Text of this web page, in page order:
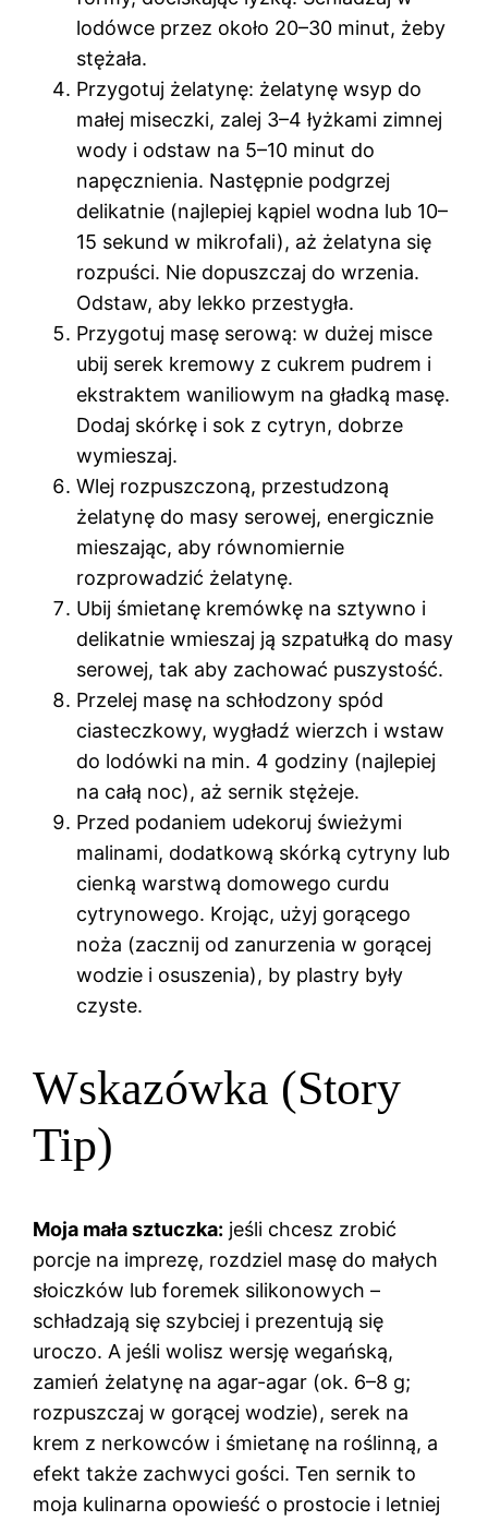
lodówce przez około 20–30 minut, żeby
stężała.
Przygotuj żelatynę: żelatynę wsyp do
małej miseczki, zalej 3–4 łyżkami zimnej
wody i odstaw na 5–10 minut do
napęcznienia. Następnie podgrzej
delikatnie (najlepiej kąpiel wodna lub 10–
15 sekund w mikrofali), aż żelatyna się
rozpuści. Nie dopuszczaj do wrzenia.
Odstaw, aby lekko przestygła.
Przygotuj masę serową: w dużej misce
ubij serek kremowy z cukrem pudrem i
ekstraktem waniliowym na gładką masę.
Dodaj skórkę i sok z cytryn, dobrze
wymieszaj.
Wlej rozpuszczoną, przestudzoną
żelatynę do masy serowej, energicznie
mieszając, aby równomiernie
rozprowadzić żelatynę.
Ubij śmietanę kremówkę na sztywno i
delikatnie wmieszaj ją szpatułką do masy
serowej, tak aby zachować puszystość.
Przelej masę na schłodzony spód
ciasteczkowy, wygładź wierzch i wstaw
do lodówki na min. 4 godziny (najlepiej
na całą noc), aż sernik stężeje.
Przed podaniem udekoruj świeżymi
malinami, dodatkową skórką cytryny lub
cienką warstwą domowego curdu
cytrynowego. Krojąc, użyj gorącego
noża (zacznij od zanurzenia w gorącej
wodzie i osuszenia), by plastry były
czyste.
Wskazówka (Story
Tip)
Moja mała sztuczka: jeśli chcesz zrobić
porcje na imprezę, rozdziel masę do małych
słoiczków lub foremek silikonowych –
schładzają się szybciej i prezentują się
uroczo. A jeśli wolisz wersję wegańską,
zamień żelatynę na agar-agar (ok. 6–8 g;
rozpuszczaj w gorącej wodzie), serek na
krem z nerkowców i śmietanę na roślinną, a
efekt także zachwyci gości. Ten sernik to
moja kulinarna opowieść o prostocie i letniej